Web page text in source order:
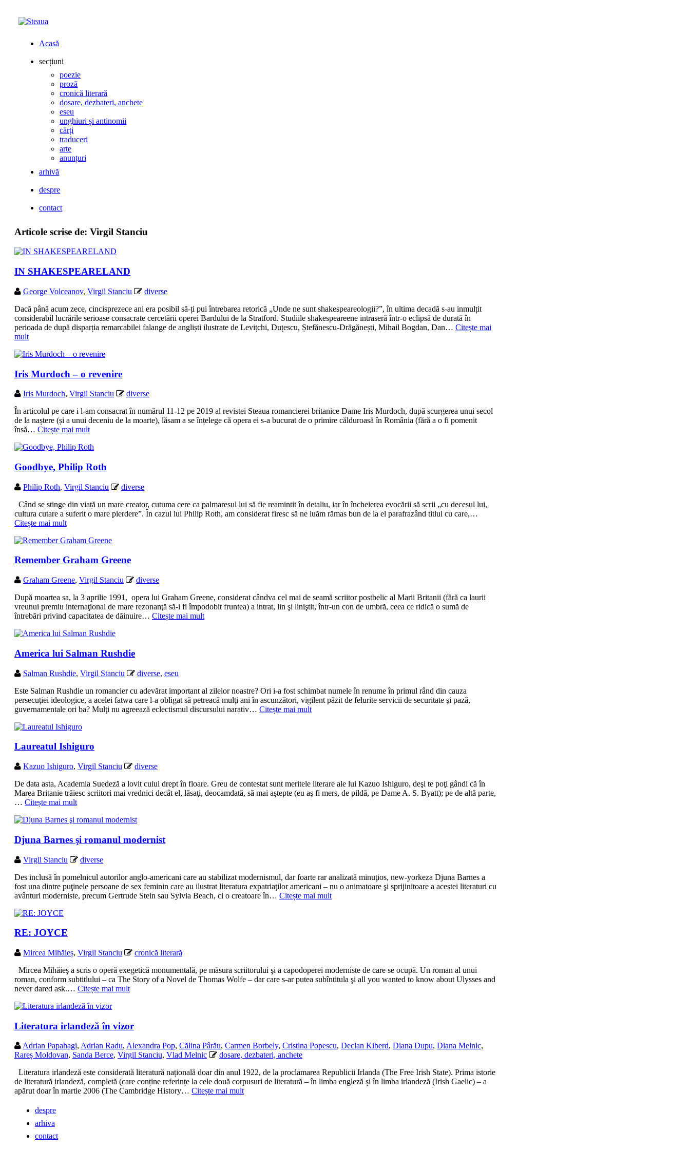
Acasă
secțiuni
poezie
proză
cronică literară
dosare, dezbateri, anchete
eseu
unghiuri și antinomii
cărți
traduceri
arte
anunțuri
arhivă
despre
contact
Articole scrise de: Virgil Stanciu
IN SHAKESPEARELAND
George Volceanov, Virgil Stanciu
diverse
Dacă până acum zece, cincisprezece ani era posibil să-ți pui întrebarea retorică „Unde ne sunt shakespeareologii?”, în ultima decadă s-au inmulțit
considerabil lucrările serioase consacrate cercetării operei Bardului de la Stratford. Studiile shakespeareene intraseră într-o eclipsă de durată în
perioada de după disparția remarcabilei falange de angliști ilustrate de Levițchi, Duțescu, Ștefănescu-Drăgănești, Mihail Bogdan, Dan… Citește mai
mult
Iris Murdoch – o revenire
Iris Murdoch, Virgil Stanciu
diverse
În articolul pe care i l-am consacrat în numărul 11-12 pe 2019 al revistei Steaua romancierei britanice Dame Iris Murdoch, după scurgerea unui secol
de la naștere (și a unui deceniu de la moarte), lăsam a se înțelege că opera ei s-a bucurat de o primire călduroasă în România (fără a o fi pomenit
însă… Citește mai mult
Goodbye, Philip Roth
Philip Roth, Virgil Stanciu
diverse
Când se stinge din viață un mare creator, cutuma cere ca palmaresul lui să fie reamintit în detaliu, iar în încheierea evocării să scrii „cu decesul lui,
cultura cutare a suferit o mare pierdere”. În cazul lui Philip Roth, am considerat firesc să ne luăm rămas bun de la el parafrazând titlul cu care,…
Citește mai mult
Remember Graham Greene
Graham Greene, Virgil Stanciu
diverse
După moartea sa, la 3 aprilie 1991, opera lui Graham Greene, considerat cândva cel mai de seamă scriitor postbelic al Marii Britanii (fără ca laurii
vreunui premiu internaţional de mare rezonanţă să-i fi împodobit fruntea) a intrat, lin şi liniştit, într-un con de umbră, ceea ce ridică o sumă de
întrebări privind capacitatea de dăinuire… Citește mai mult
America lui Salman Rushdie
Salman Rushdie, Virgil Stanciu diverse, eseu
Este Salman Rushdie un romancier cu adevărat important al zilelor noastre? Ori i-a fost schimbat numele în renume în primul rând din cauza
persecuţiei ideologice, a acelei fatwa care l-a obligat să petreacă mulţi ani în ascunzători, vigilent păzit de felurite servicii de securitate şi pază,
guvernamentale ori ba? Mulţi nu agreează eclectismul discursului narativ… Citește mai mult
Laureatul Ishiguro
Kazuo Ishiguro, Virgil Stanciu
diverse
De data asta, Academia Suedeză a lovit cuiul drept în floare. Greu de contestat sunt meritele literare ale lui Kazuo Ishiguro, deşi te poţi gândi că în
Marea Britanie trăiesc scriitori mai vrednici decât el, lăsaţi, deocamdată, să mai aştepte (eu aş fi mers, de pildă, pe Dame A. S. Byatt); pe de altă parte,
… Citește mai mult
Djuna Barnes şi romanul modernist
Virgil Stanciu
diverse
Des inclusă în pomelnicul autorilor anglo-americani care au stabilizat modernismul, dar foarte rar analizată minuţios, new-yorkeza Djuna Barnes a
fost una dintre puţinele persoane de sex feminin care au ilustrat literatura expatriaţilor americani – nu o animatoare şi sprijinitoare a acestei literaturi cu
avânturi moderniste, precum Gertrude Stein sau Sylvia Beach, ci o creatoare în… Citește mai mult
RE: JOYCE
Mircea Mihăieș, Virgil Stanciu
cronică literară
Mircea Mihăieş a scris o operă exegetică monumentală, pe măsura scriitorului şi a capodoperei moderniste de care se ocupă. Un roman al unui
roman, conform subtitlului – ca The Story of a Novel de Thomas Wolfe – dar care s-ar putea subîntitula şi all you wanted to know about Ulysses and
never dared ask.… Citește mai mult
Literatura irlandeză în vizor
Adrian Papahagi, Adrian Radu, Alexandra Pop, Călina Pârău, Carmen Borbely, Cristina Popescu, Declan Kiberd, Diana Dupu, Diana Melnic,
Rareș Moldovan, Sanda Berce, Virgil Stanciu, Vlad Melnic
dosare, dezbateri, anchete
Literatura irlandeză este considerată literatură națională doar din anul 1922, de la proclamarea Republicii Irlanda (The Free Irish State). Prima istorie
de literatură irlandeză, completă (care conține referințe la cele două corpusuri de literatură – în limba engleză și în limba irlandeză (Irish Gaelic) – a
apărut doar în martie 2006 (The Cambridge History… Citește mai mult
despre
arhiva
contact